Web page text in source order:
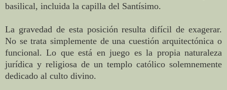
basilical, incluida la capilla del Santísimo.
La gravedad de esta posición resulta difícil de exagerar.
No se trata simplemente de una cuestión arquitectónica o
funcional. Lo que está en juego es la propia naturaleza
jurídica y religiosa de un templo católico solemnemente
dedicado al culto divino.